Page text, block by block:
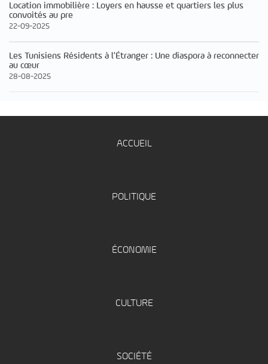
Location immobilière : Loyers en hausse et quartiers les plus
convoités au pre
22-09-2025
Les Tunisiens Résidents à l’Étranger : Une diaspora à reconnecter
au cœur
28-08-2025
ACCUEIL
POLITIQUE
ÉCONOMIE
CULTURE
SOCIÉTÉ